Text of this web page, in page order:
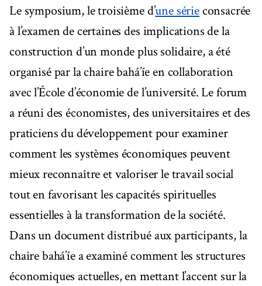
Le symposium, le troisième d’une sérieconsacrée
à l’examen de certaines des implications de la
construction d’un monde plus solidaire, a été
organisé par la chaire bahá’íe en collaboration
avec l’École d’économie de l’université. Le forum
a réuni des économistes, des universitaires et des
praticiens du développement pour examiner
comment les systèmes économiques peuvent
mieux reconnaître et valoriser le travail social
tout en favorisant les capacités spirituelles
essentielles à la transformation de la société.
Dans un document distribué aux participants, la
chaire bahá’íe a examiné comment les structures
économiques actuelles, en mettant l’accent sur la